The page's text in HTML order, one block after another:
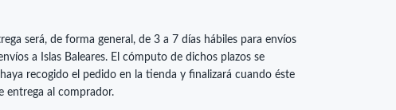
será, de forma general, de 3 a 7 días hábiles para envíos
a Islas Baleares. El cómputo de dichos plazos se
recogido el pedido en la tienda y finalizará cuando éste
entrega al comprador.